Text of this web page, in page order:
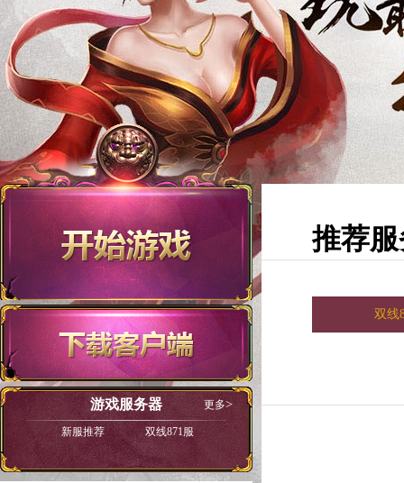
游戏服务器 更多
新服推荐 双线871服
推荐
双线